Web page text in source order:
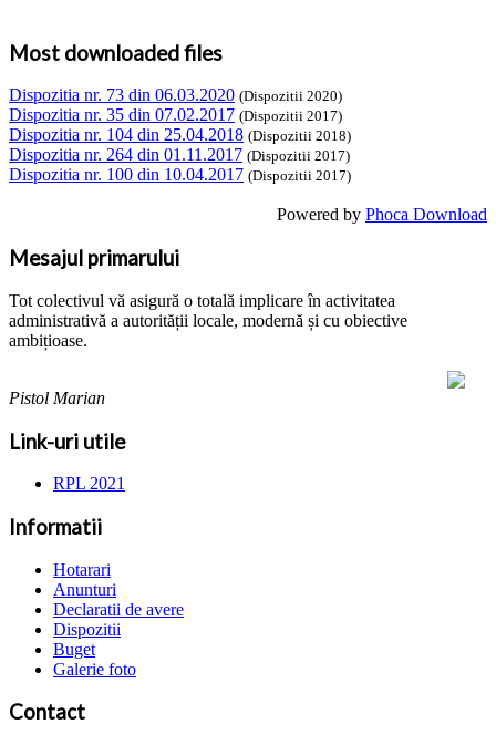
Most downloaded files
Dispozitia nr. 73 din 06.03.2020 (Dispozitii 2020)
Dispozitia nr. 35 din 07.02.2017 (Dispozitii 2017)
Dispozitia nr. 104 din 25.04.2018 (Dispozitii 2018)
Dispozitia nr. 264 din 01.11.2017 (Dispozitii 2017)
Dispozitia nr. 100 din 10.04.2017 (Dispozitii 2017)
Powered by Phoca Download
Mesajul primarului
Tot colectivul vă asigură o totală implicare în activitatea
administrativă a autorității locale, modernă și cu obiective
ambițioase.
Pistol Marian
Link-uri utile
RPL 2021
Informatii
Hotarari
Anunturi
Declaratii de avere
Dispozitii
Buget
Galerie foto
Contact